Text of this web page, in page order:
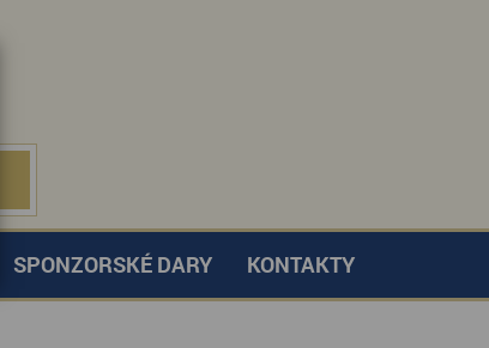
SPONZORSKÉ DARY KONTAKTY